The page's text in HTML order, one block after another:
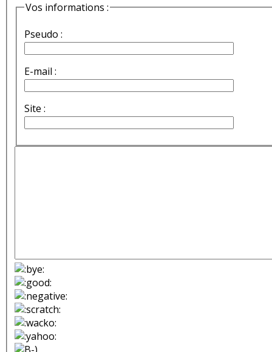
Vos informations :
Pseudo :
E-mail :
Site :